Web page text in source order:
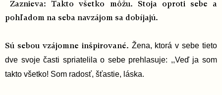
Zaznieva: Takto všetko môžu. Stoja oproti sebe a
pohľadom na seba navzájom sa dobíjajú.
Sú sebou vzájomne inšpirované. Žena, ktorá v sebe tieto
dve svoje časti spriatelila o sebe prehlasuje: ,,Veď ja som
takto všetko! Som radosť, šťastie, láska.